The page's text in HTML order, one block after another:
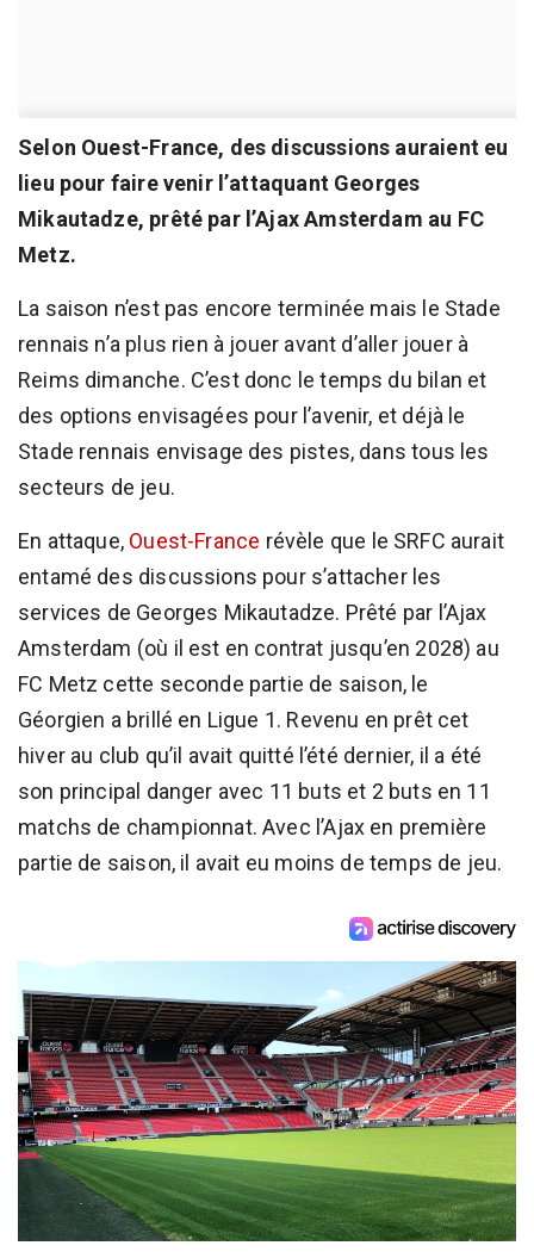
Selon Ouest-France, des discussions auraient eu
lieu pour faire venir l’attaquant Georges
Mikautadze, prêté par l’Ajax Amsterdam au FC
Metz.
La saison n’est pas encore terminée mais le Stade
rennais n’a plus rien à jouer avant d’aller jouer à
Reims dimanche. C’est donc le temps du bilan et
des options envisagées pour l’avenir, et déjà le
Stade rennais envisage des pistes, dans tous les
secteurs de jeu.
En attaque, Ouest-France révèle que le SRFC aurait
entamé des discussions pour s’attacher les
services de Georges Mikautadze. Prêté par l’Ajax
Amsterdam (où il est en contrat jusqu’en 2028) au
FC Metz cette seconde partie de saison, le
Géorgien a brillé en Ligue 1. Revenu en prêt cet
hiver au club qu’il avait quitté l’été dernier, il a été
son principal danger avec 11 buts et 2 buts en 11
matchs de championnat. Avec l’Ajax en première
partie de saison, il avait eu moins de temps de jeu.